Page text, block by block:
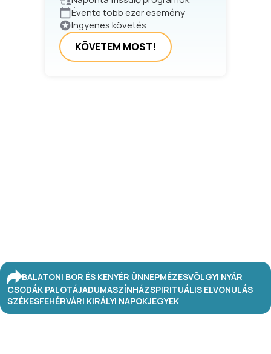
Évente több ezer esemény
Ingyenes követés
KÖVETEM MOST!
BALATONI BOR ÉS KENYÉR ÜNNEPMÉZESVÖLGYI NYÁR
CSODÁK PALOTÁJADUMASZÍNHÁZSPIRITUÁLIS ELVONULÁS
SZÉKESFEHÉRVÁRI KIRÁLYI NAPOKJEGYEK